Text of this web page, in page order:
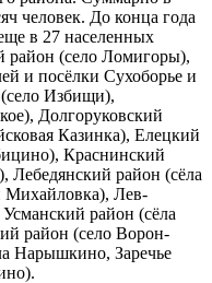
человек. До конца года
в 27 населенных
район (село Ломигоры),
и посёлки Сухоборье и
Избищи),
Долгоруковский
Казинка), Елецкий
Краснинский
Лебедянский район (сёла
Лев-
район (сёла
район (село Ворон-
Нарышкино, Заречье